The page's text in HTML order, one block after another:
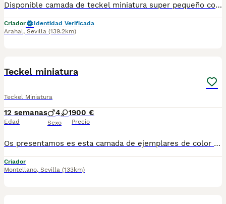
Disponible camada de teckel miniatura super pequeño con unos colores super exclusivo están vacunados desparasitado y con la cartilla del veterinario enviamos a toda España con posibilidad de contrareembolso llámanos y te informamos criado en ambiente familiar
Criador
Identidad Verificada
Arahal, Sevilla (139.2km)
Teckel miniatura
Teckel Miniatura
12 semanas
Edad
4 1
Sexo
900 €
Precio
Os presentamos es esta camada de ejemplares de color chocolate liso con ojos azules se entrega con toda la documentación al día, hacemos envíos a toda España y cuando el perrito llegue a su casa lo pagaría (contrareembolso). Puedes ver más ejemplares en nuestro Tik Tok: @pirobullcriadero @ctrocaninopirobull8 Para más información puedes hablarnos al 694401478
Criador
Montellano, Sevilla (133km)